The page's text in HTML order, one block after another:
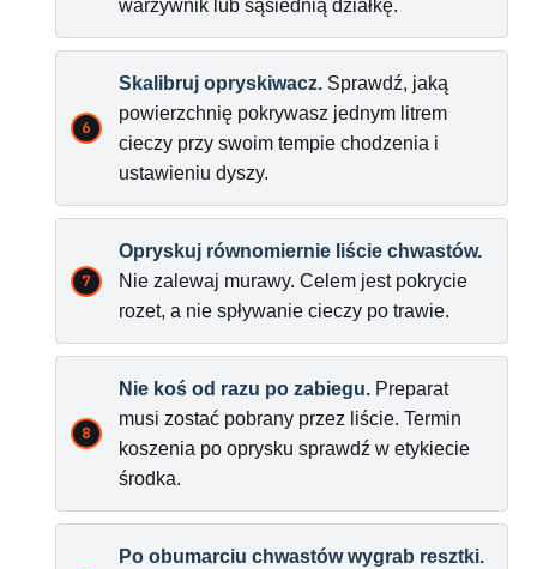
warzywnik lub sąsiednią działkę.
Skalibruj opryskiwacz. Sprawdź, jaką
powierzchnię pokrywasz jednym litrem
cieczy przy swoim tempie chodzenia i
ustawieniu dyszy.
Opryskuj równomiernie liście chwastów.
Nie zalewaj murawy. Celem jest pokrycie
rozet, a nie spływanie cieczy po trawie.
Nie koś od razu po zabiegu. Preparat
musi zostać pobrany przez liście. Termin
koszenia po oprysku sprawdź w etykiecie
środka.
Po obumarciu chwastów wygrab resztki.